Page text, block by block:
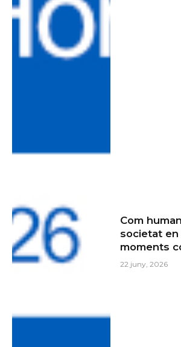
Com
societat
moments
22 juny, 2026